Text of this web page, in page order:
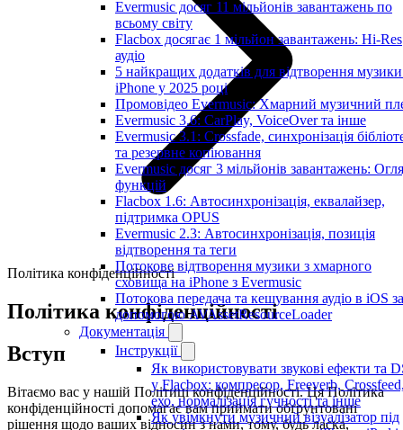
Evermusic досяг 11 мільйонів завантажень по
всьому світу
Flacbox досягає 1 мільйон завантажень: Hi-Res
аудіо
5 найкращих додатків для відтворення
iPhone у 2025 році
Промовідео Evermusic: Хмарний музичний
Evermusic 3.6: CarPlay, VoiceOver та інше
Evermusic 3.1: Crossfade, синхронізація
та резервне копіювання
Evermusic досяг 3 мільйонів завантажень:
функцій
Flacbox 1.6: Автосинхронізація, еквалайзер,
підтримка OPUS
Evermusic 2.3: Автосинхронізація, позиція
відтворення та теги
Потокове відтворення музики з хмарного
сховища на iPhone з Evermusic
Потокова передача та кешування аудіо в iOS за
допомогою AVAssetResourceLoader
Документація
Інструкції
Як використовувати звукові ефекти та
у Flacbox: компресор, Freeverb,
ехо, нормалізація гучності та інше
Як увімкнути музичний візуалізатор під
Політика конфіденційності
Політика конфіденційності
Вступ
Вітаємо вас у нашій Політиці конфіденційності. Ця Політика
конфіденційності допомагає вам приймати обґрунтовані
рішення щодо ваших відносин з нами, тому, будь ласка,